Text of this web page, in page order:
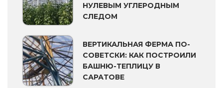
НУЛЕВЫМ УГЛЕРОДНЫМ
СЛЕДОМ
ВЕРТИКАЛЬНАЯ ФЕРМА ПО-
СОВЕТСКИ: КАК ПОСТРОИЛИ
БАШНЮ-ТЕПЛИЦУ В
САРАТОВЕ